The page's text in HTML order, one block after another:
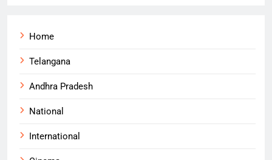
Home
Telangana
Andhra Pradesh
National
International